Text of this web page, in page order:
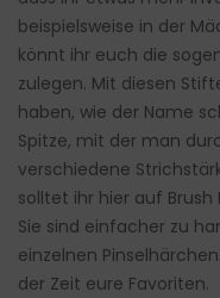
beispielsweise in der
könnt ihr euch die
zulegen. Mit diesen
haben, wie der Name
Spitze, mit der man
verschiedene
solltet ihr hier auf
Sie sind einfacher zu
einzelnen
der Zeit eure Favoriten.